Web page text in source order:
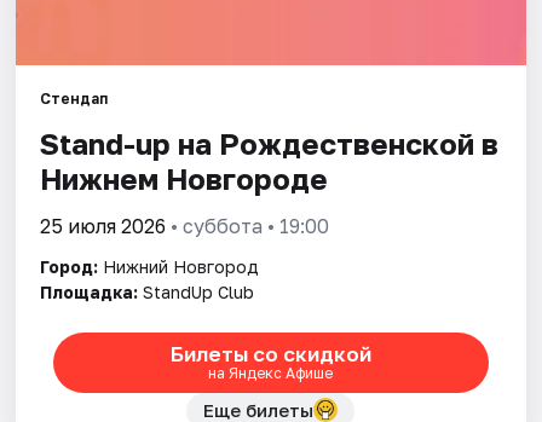
Стендап
Stand-up на Рождественской в
Нижнем Новгороде
25 июля 2026 • суббота • 19:00
Город: Нижний Новгород
Площадка: StandUp Club
Билеты со скидкой
на Яндекс Афише
Еще билеты